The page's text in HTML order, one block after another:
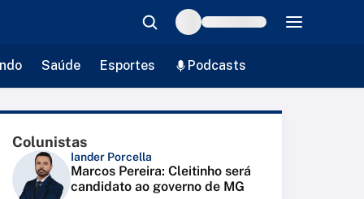
Saúde Esportes Podcasts
Colunistas
Iander Porcella
Marcos Pereira: Cleitinho será
candidato ao governo de MG